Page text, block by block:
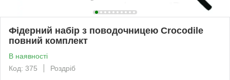
Фідерний набір з поводочницею Сroсodile
повний комплект
В наявності
Код: 375
Роздріб